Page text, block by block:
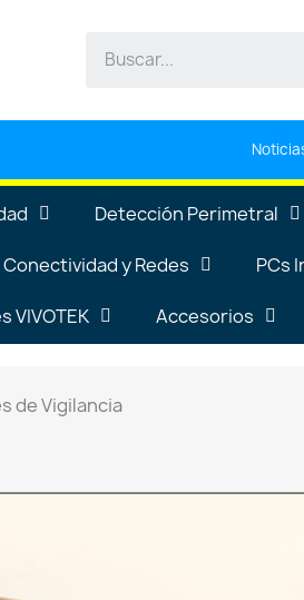
Detección Perimetral
Conectividad y Redes PCs
VIVOTEK Accesorios
de Vigilancia